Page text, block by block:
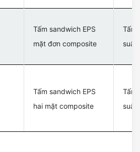
Tấm sandwich EPS
mặt đơn composite
Tấm
suất
Tấm sandwich EPS
hai mặt composite
Tấm
suất